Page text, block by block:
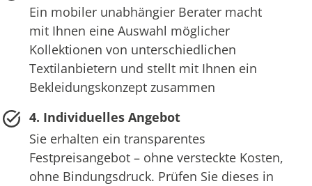
Ein mobiler unabhängier Berater macht
mit Ihnen eine Auswahl möglicher
Kollektionen von unterschiedlichen
Textilanbietern und stellt mit Ihnen ein
Bekleidungskonzept zusammen
4. Individuelles Angebot
Sie erhalten ein transparentes
Festpreisangebot – ohne versteckte Kosten,
ohne Bindungsdruck. Prüfen Sie dieses in